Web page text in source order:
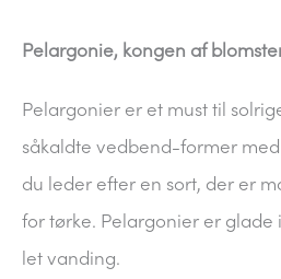
Pelargonie, kongen af
Pelargonier er et must til
såkaldte vedbend-former
du leder efter en sort, der er
for tørke. Pelargonier er glade
let vanding.